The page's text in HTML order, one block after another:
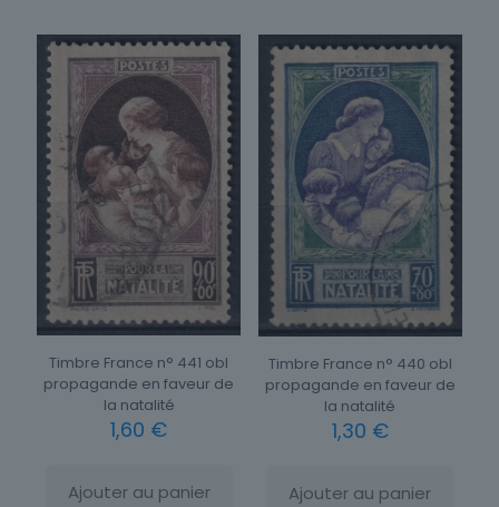
Timbre France n° 441 obl
propagande en faveur de
la natalité
1,60 €
Ajouter au panier
Timbre France n° 440 obl
propagande en faveur de
la natalité
1,30 €
Ajouter au panier